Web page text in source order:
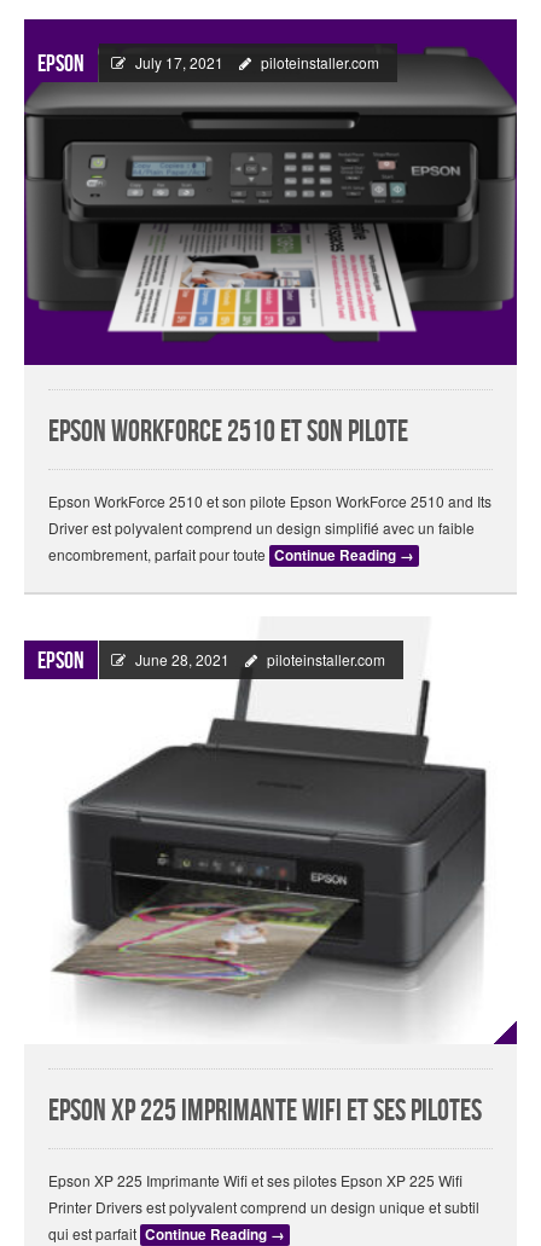
Epson July 17, 2021 piloteinstaller.com
Epson WorkForce 2510 et son pilote
Epson WorkForce 2510 et son pilote Epson WorkForce 2510 and Its
Driver est polyvalent comprend un design simplifié avec un faible
encombrement, parfait pour toute Continue Reading →
Epson June 28, 2021 piloteinstaller.com
Epson XP 225 Imprimante Wifi et ses pilotes
Epson XP 225 Imprimante Wifi et ses pilotes Epson XP 225 Wifi
Printer Drivers est polyvalent comprend un design unique et subtil
qui est parfait Continue Reading →